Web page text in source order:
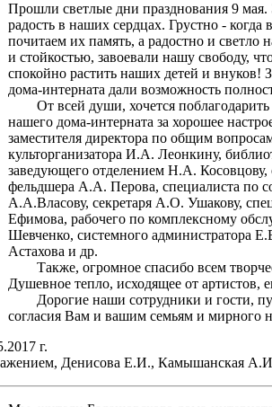
Прошли светлые дни празднования 9
радость в наших сердцах. Грустно -
почитаем их память, а радостно и светло
и стойкостью, завоевали нашу свободу,
спокойно растить наших детей и внуков!
дома-интерната дали возможность
От всей души, хочется поблагодарить
нашего дома-интерната за хорошее
заместителя директора по общим
культорганизатора И.А. Леонкину,
заведующего отделением Н.А.
фельдшера А.А. Перова, специалиста по
А.А.Власову, секретаря А.О. Ушакову,
Ефимова, рабочего по комплексному
Шевченко, системного администратора
Астахова и др.
Также, огромное спасибо всем
Душевное тепло, исходящее от артистов,
Дорогие наши сотрудники и гости,
согласия Вам и вашим семьям и мирного
г.
Денисова Е.И., Камышанская